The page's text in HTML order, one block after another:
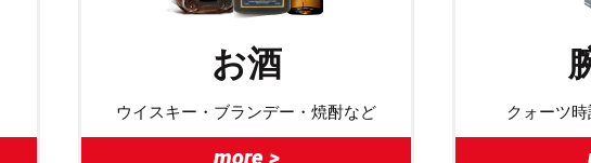
お酒
ウイスキー・ブランデー・焼酎など
more >
クォーツ